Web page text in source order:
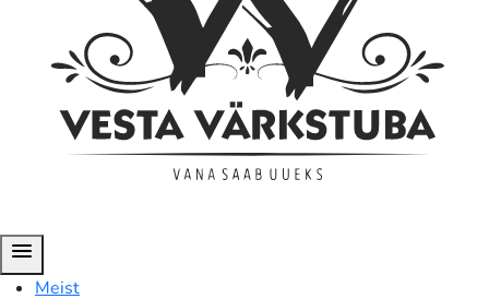
menu
Meist